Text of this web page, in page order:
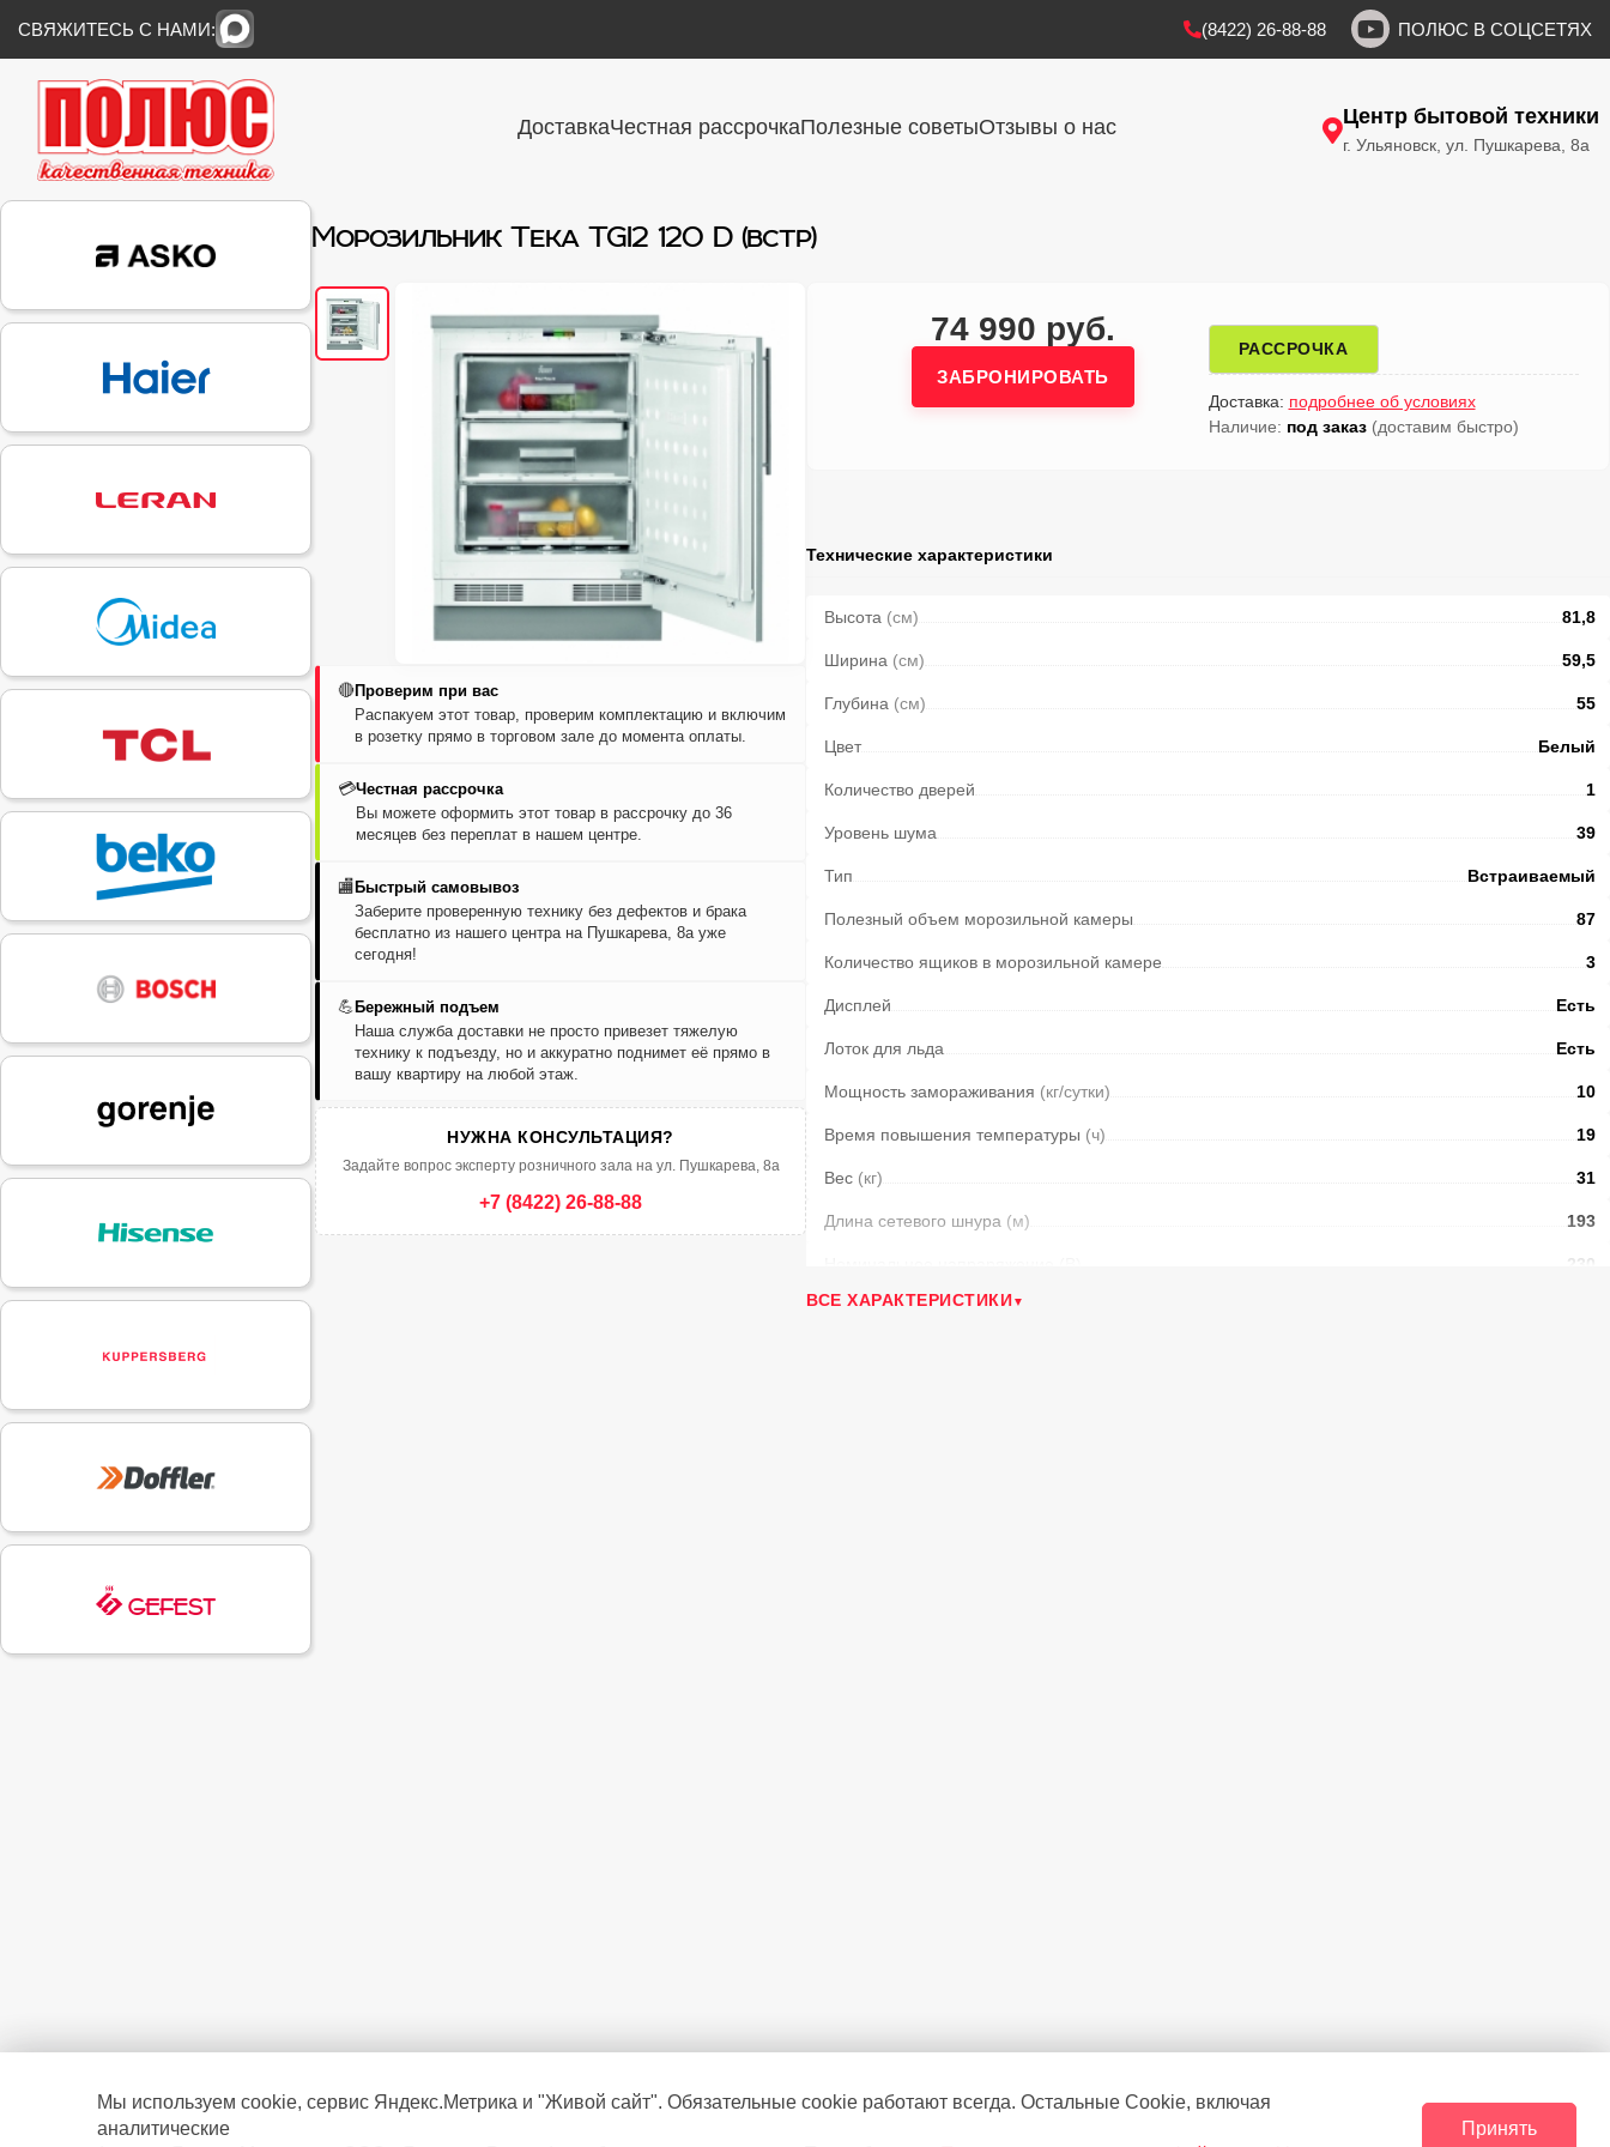
СВЯЖИТЕСЬ С НАМИ: (8422) 26-88-88 ПОЛЮС В СОЦСЕТЯХ
ДоставкаЧестная рассрочкаПолезные советыОтзывы о нас Центр бытовой техники
г. Ульяновск, ул. Пушкарева, 8а
Морозильник Teka TGI2 120 D (встр)
🔴Проверим при вас
Распакуем этот товар, проверим комплектацию и включим
в розетку прямо в торговом зале до момента оплаты.
💳Честная рассрочка
Вы можете оформить этот товар в рассрочку до 36
месяцев без переплат в нашем центре.
🏬 Быстрый самовывоз
Заберите проверенную технику без дефектов и брака
бесплатно из нашего центра на Пушкарева, 8а уже
сегодня!
💪 Бережный подъем
Наша служба доставки не просто привезет тяжелую
технику к подъезду, но и аккуратно поднимет её прямо в
вашу квартиру на любой этаж.
НУЖНА КОНСУЛЬТАЦИЯ?
Задайте вопрос эксперту розничного зала на ул. Пушкарева, 8а
+7 (8422) 26-88-88
74 990 руб.
ЗАБРОНИРОВАТЬ
РАССРОЧКА
Доставка: подробнее об условиях
Наличие: под заказ(доставим быстро)
Технические характеристики
Высота (см) 81,8
Ширина (см) 59,5
Глубина (см) 55
Цвет Белый
Количество дверей 1
Уровень шума 39
Тип Встраиваемый
Полезный объем морозильной камеры 87
Количество ящиков в морозильной камере 3
Дисплей Есть
Лоток для льда Есть
Мощность замораживания (кг/сутки) 10
Время повышения температуры (ч) 19
Вес (кг) 31
Длина сетевого шнура (м) 193
230
Класс энергопотребления
ВСЕ ХАРАКТЕРИСТИКИ
Мы используем cookie, сервис Яндекс.Метрика и "Живой сайт". Обязательные cookie работают всегда. Остальные Сookie, включая
аналитические
Принять